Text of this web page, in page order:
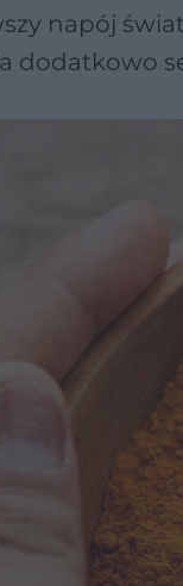
napój
dodatkowo